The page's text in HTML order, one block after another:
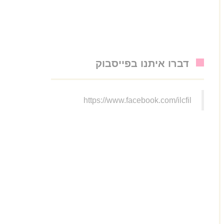
דברו איתנו בפייסבוק
https://www.facebook.com/ilcfil